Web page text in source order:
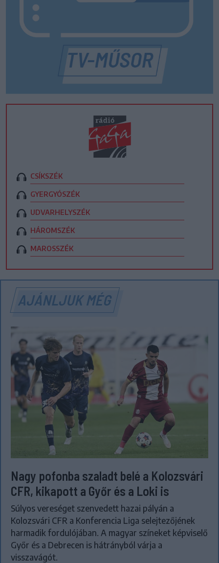
CSÍKSZÉK
GYERGYÓSZÉK
UDVARHELYSZÉK
HÁROMSZÉK
MAROSSZÉK
AJÁNLJUK MÉG
Nagy pofonba szaladt belé a Kolozsvári
CFR, kikapott a Győr és a Loki is
Súlyos vereséget szenvedett hazai pályán a
Kolozsvári CFR a Konferencia Liga selejtezőjének
harmadik fordulójában. A magyar színeket képviselő
Győr és a Debrecen is hátrányból várja a
visszavágót.